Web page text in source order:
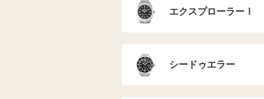
エクスプローラーⅠ
シードゥエラー